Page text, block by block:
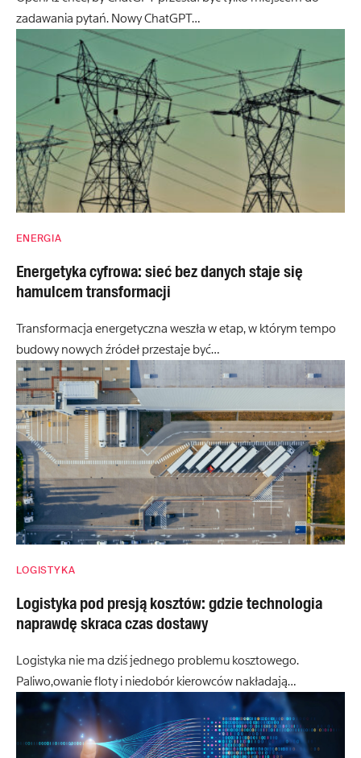
zadawania pytań. Nowy ChatGPT…
ENERGIA
Energetyka cyfrowa: sieć bez danych staje się
hamulcem transformacji
Transformacja energetyczna weszła w etap, w którym tempo
budowy nowych źródeł przestaje być…
LOGISTYKA
Logistyka pod presją kosztów: gdzie technologia
naprawdę skraca czas dostawy
Logistyka nie ma dziś jednego problemu kosztowego.
Paliwo,owanie floty i niedobór kierowców nakładają…